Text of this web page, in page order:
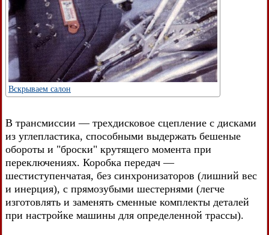
Вскрываем салон
В трансмиссии — трехдисковое сцепление с дисками
из углепластика, способными выдержать бешеные
обороты и "броски" крутящего момента при
переключениях. Коробка передач —
шестиступенчатая, без синхронизаторов (лишний вес
и инерция), с прямозубыми шестернями (легче
изготовлять и заменять сменные комплекты деталей
при настройке машины для определенной трассы).